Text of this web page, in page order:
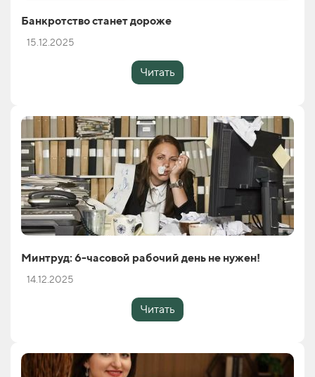
Банкротство станет дороже
15.12.2025
Читать
Минтруд: 6-часовой рабочий день не нужен!
14.12.2025
Читать